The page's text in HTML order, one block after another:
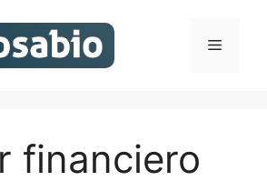
Menú
financiero